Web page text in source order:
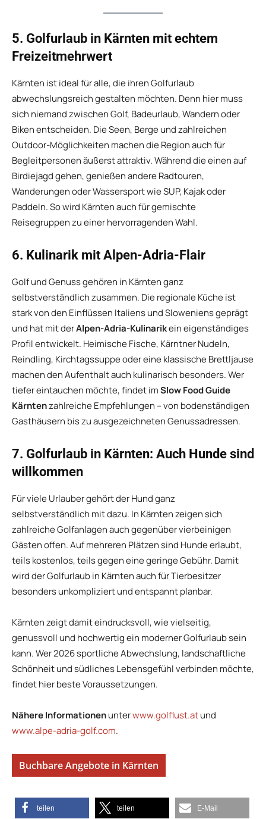
5. Golfurlaub in Kärnten mit echtem
Freizeitmehrwert
Kärnten ist ideal für alle, die ihren Golfurlaub
abwechslungsreich gestalten möchten. Denn hier muss
sich niemand zwischen Golf, Badeurlaub, Wandern oder
Biken entscheiden. Die Seen, Berge und zahlreichen
Outdoor-Möglichkeiten machen die Region auch für
Begleitpersonen äußerst attraktiv. Während die einen auf
Birdiejagd gehen, genießen andere Radtouren,
Wanderungen oder Wassersport wie SUP, Kajak oder
Paddeln. So wird Kärnten auch für gemischte
Reisegruppen zu einer hervorragenden Wahl.
6. Kulinarik mit Alpen-Adria-Flair
Golf und Genuss gehören in Kärnten ganz
selbstverständlich zusammen. Die regionale Küche ist
stark von den Einflüssen Italiens und Sloweniens geprägt
und hat mit derAlpen-Adria-Kulinarikein eigenständiges
Profil entwickelt. Heimische Fische, Kärntner Nudeln,
Reindling, Kirchtagssuppe oder eine klassische Brettljause
machen den Aufenthalt auch kulinarisch besonders. Wer
tiefer eintauchen möchte, findet imSlow Food Guide
Kärntenzahlreiche Empfehlungen – von bodenständigen
Gasthäusern bis zu ausgezeichneten Genussadressen.
7. Golfurlaub in Kärnten: Auch Hunde sind
willkommen
Für viele Urlauber gehört der Hund ganz
selbstverständlich mit dazu. In Kärnten zeigen sich
zahlreiche Golfanlagen auch gegenüber vierbeinigen
Gästen offen. Auf mehreren Plätzen sind Hunde erlaubt,
teils kostenlos, teils gegen eine geringe Gebühr. Damit
wird der Golfurlaub in Kärnten auch für Tierbesitzer
besonders unkompliziert und entspannt planbar.
Kärnten zeigt damit eindrucksvoll, wie vielseitig,
genussvoll und hochwertig ein moderner Golfurlaub sein
kann. Wer 2026 sportliche Abwechslung, landschaftliche
Schönheit und südliches Lebensgefühl verbinden möchte,
findet hier beste Voraussetzungen.
Nähere Informationenunterwww.golflust.atund
www.alpe-adria-golf.com.
Buchbare Angebote in Kärnten
teilen teilen E-Mail